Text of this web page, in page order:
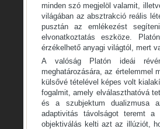
minden szó megjelöl valamit,
világában az absztrakció reális
pusztán az emlékezést
elvonatkoztatás eszköze.
érzékelhető anyagi világtól, mert
A valóság Platón ideái
meghatározására, az értelemmel
külsővé tételével képes volt
fogalmit, amely elválaszthatóvá
és a szubjektum dualizmusa
adaptivitás távolságot teremt
objektiválás kelti azt az illúziót,